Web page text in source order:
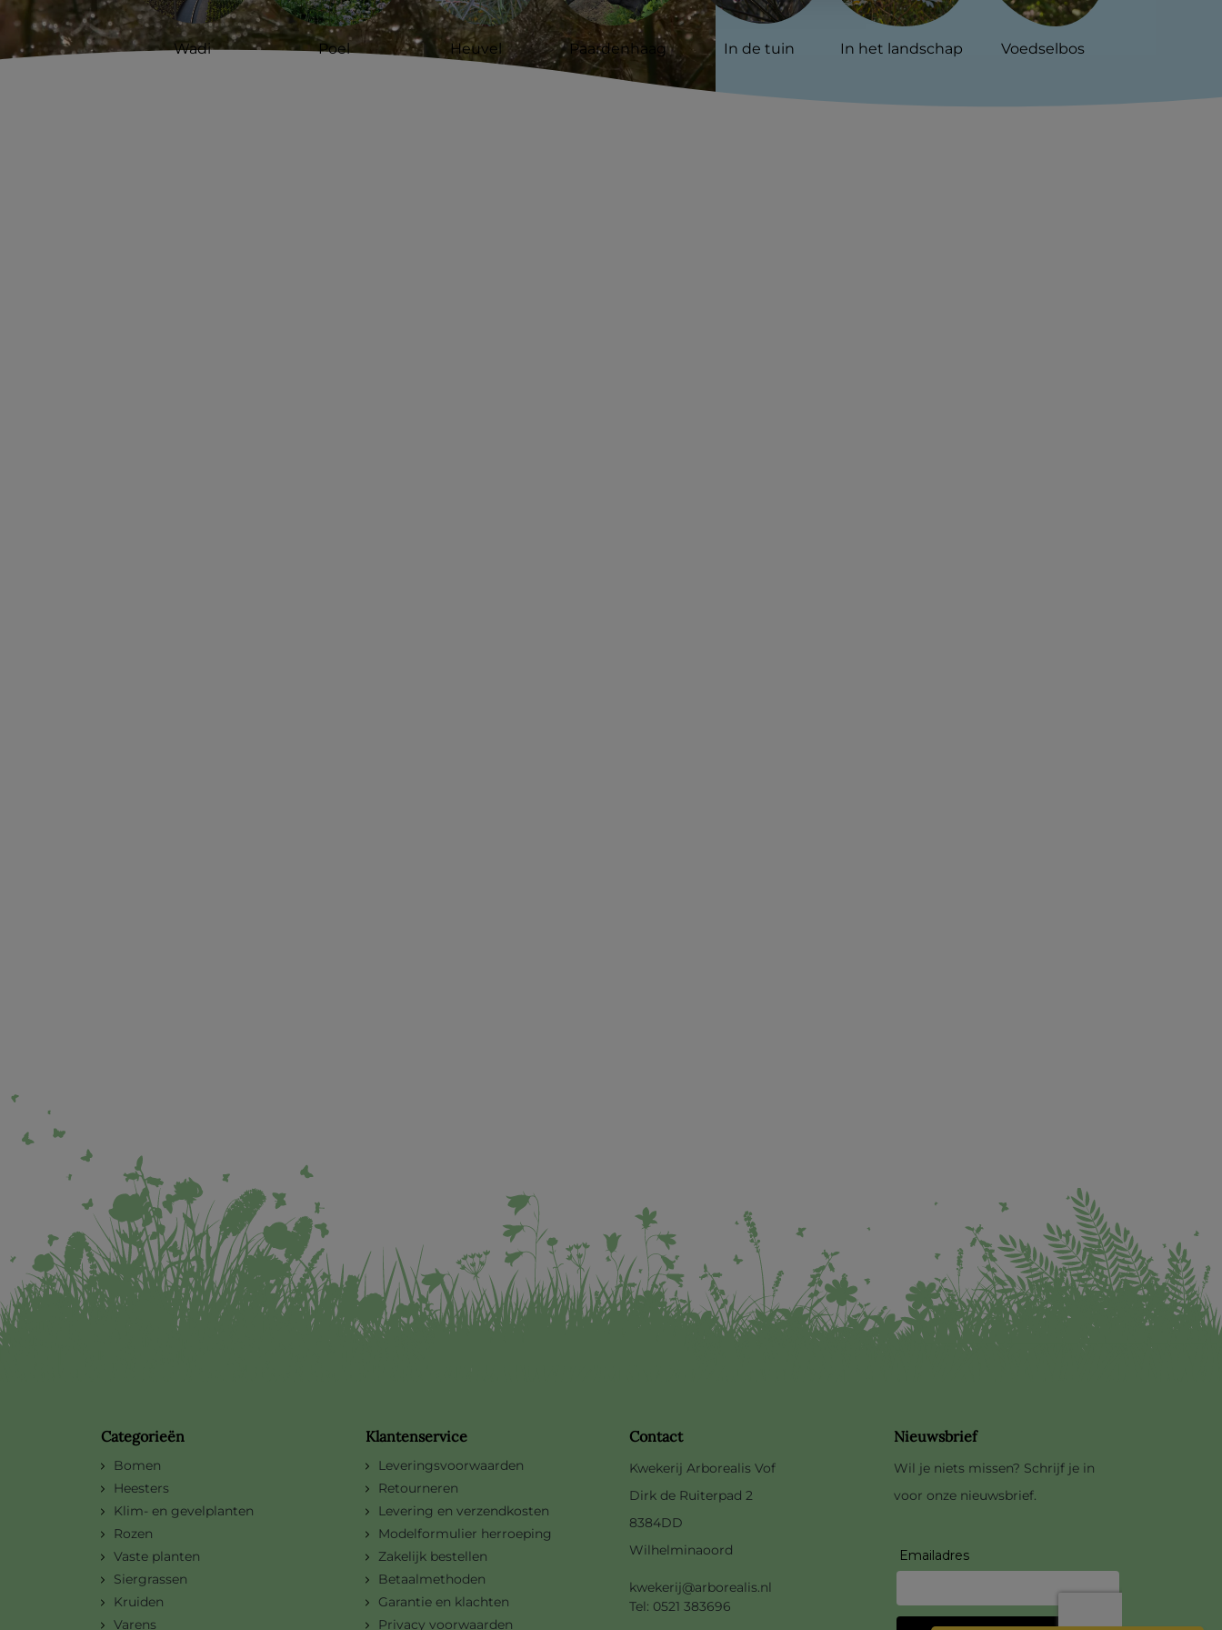
Wadi Poel Heuvel Paardenhaag In de tuin In het landschap Voedselbos
Categorieën
Bomen
Heesters
Klim- en gevelplanten
Rozen
Vaste planten
Siergrassen
Kruiden
Varens
Klantenservice
Leveringsvoorwaarden
Retourneren
Levering en verzendkosten
Modelformulier herroeping
Zakelijk bestellen
Betaalmethoden
Garantie en klachten
Privacy voorwaarden
Contact
Kwekerij Arborealis Vof
Dirk de Ruiterpad 2
8384DD
Wilhelminaoord
kwekerij@arborealis.nl
Tel: 0521 383696
Nieuwsbrief
Wil je niets missen? Schrijf je in
voor onze nieuwsbrief.